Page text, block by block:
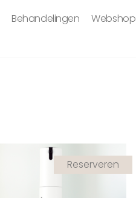
Behandelingen Webshop
Reserveren